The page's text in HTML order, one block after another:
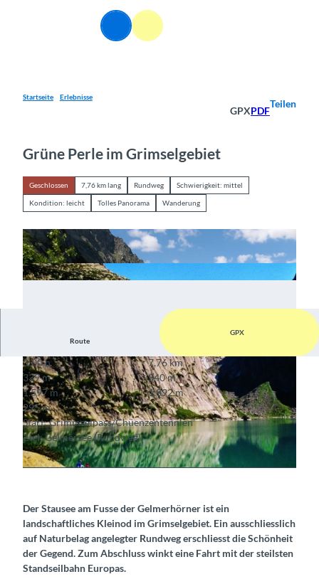
Suche Menü
Startseite Erlebnisse
GPXPDF
Teilen
Grüne Perle im Grimselgebiet
Geschlossen 7,76 km lang Rundweg Schwierigkeit: mittel
Kondition: leicht Tolles Panorama Wanderung
© S. Hostettler
Route
GPX
3:00 h
7,76 km
339 m
340 m
1.597 m
1.892 m
295 m
Start: Grimmselpass/Chüenzentennlen
Ziel: Gelmersee (Rundweg)
Der Stausee am Fusse der Gelmerhörner ist ein
landschaftliches Kleinod im Grimselgebiet. Ein ausschliesslich
auf Naturbelag angelegter Rundweg erschliesst die Schönheit
der Gegend. Zum Abschluss winkt eine Fahrt mit der steilsten
Standseilbahn Europas.